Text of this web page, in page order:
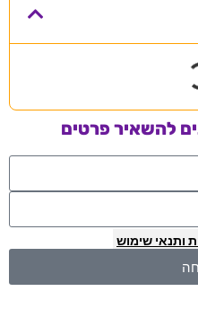
להשאיר פרטים
ותנאי שימוש